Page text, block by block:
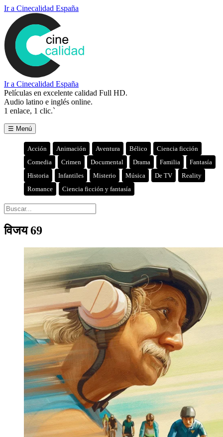
Ir a Cinecalidad España
Ir a Cinecalidad España
Películas en excelente calidad Full HD.
Audio latino e inglés online.
1 enlace, 1 clic.`
☰ Menú
Acción Animación Aventura Bélico
Ciencia ficción
Comedia
Crimen Documental Drama Familia
Fantasía
Historia
Infantiles Misterio Música De TV
Reality
Romance
Ciencia ficción y fantasía
विजय 69